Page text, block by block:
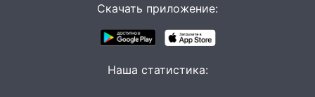
На проспекте Тюленева в
Ульяновске образовалось «море»
крупный град
Скачать приложение:
Наша статистика: